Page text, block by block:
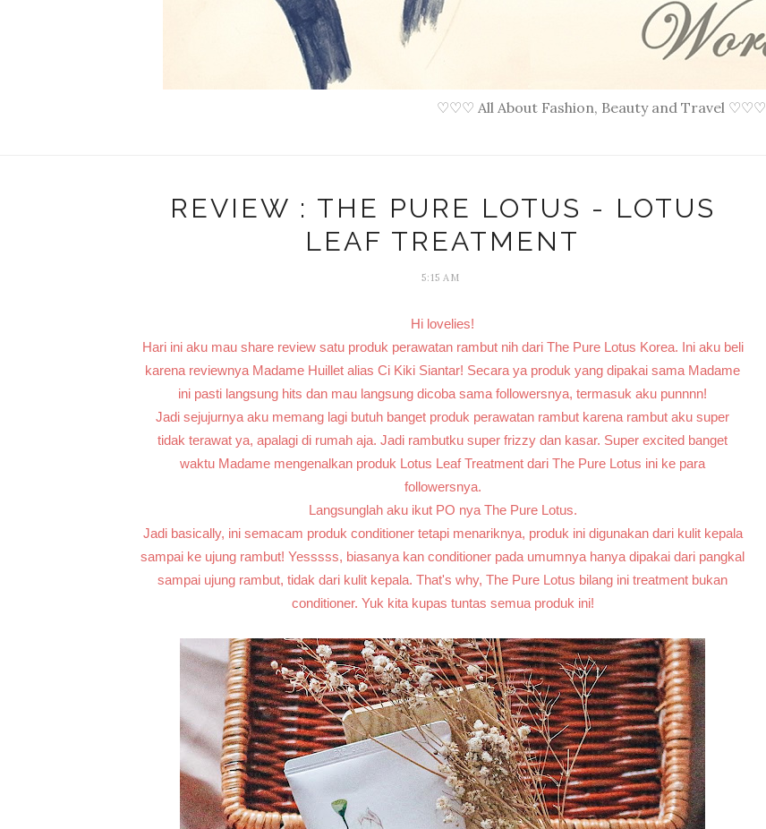
♡♡♡ All About Fashion, Beauty and Travel ♡♡♡
REVIEW : THE PURE LOTUS - LOTUS
LEAF TREATMENT
5:15 AM
Hi lovelies!
Hari ini aku mau share review satu produk perawatan rambut nih dari The Pure Lotus Korea. Ini aku beli
karena reviewnya Madame Huillet alias Ci Kiki Siantar! Secara ya produk yang dipakai sama Madame
ini pasti langsung hits dan mau langsung dicoba sama followersnya, termasuk aku punnnn!
Jadi sejujurnya aku memang lagi butuh banget produk perawatan rambut karena rambut aku super
tidak terawat ya, apalagi di rumah aja. Jadi rambutku super frizzy dan kasar. Super excited banget
waktu Madame mengenalkan produk Lotus Leaf Treatment dari The Pure Lotus ini ke para
followersnya.
Langsunglah aku ikut PO nya The Pure Lotus.
Jadi basically, ini semacam produk conditioner tetapi menariknya, produk ini digunakan dari kulit kepala
sampai ke ujung rambut! Yesssss, biasanya kan conditioner pada umumnya hanya dipakai dari pangkal
sampai ujung rambut, tidak dari kulit kepala. That's why, The Pure Lotus bilang ini treatment bukan
conditioner. Yuk kita kupas tuntas semua produk ini!